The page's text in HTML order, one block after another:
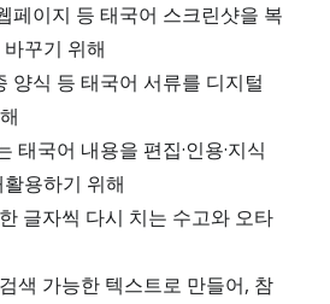
페이지 등 태국어 스크린샷을 복
꾸기 위해
양식 등 태국어 서류를 디지털
태국어 내용을 편집·인용·지식
용하기 위해
글자씩 다시 치는 수고와 오타
색 가능한 텍스트로 만들어, 참